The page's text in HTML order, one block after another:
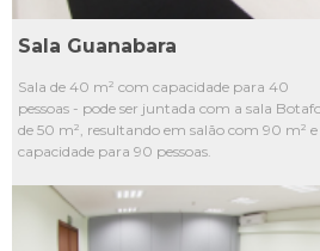
Sala Guanabara
Sala de 40 m² com capacidade para 40
pessoas - pode ser juntada com a sala
de 50 m², resultando em salão com 90 m² e
capacidade para 90 pessoas.